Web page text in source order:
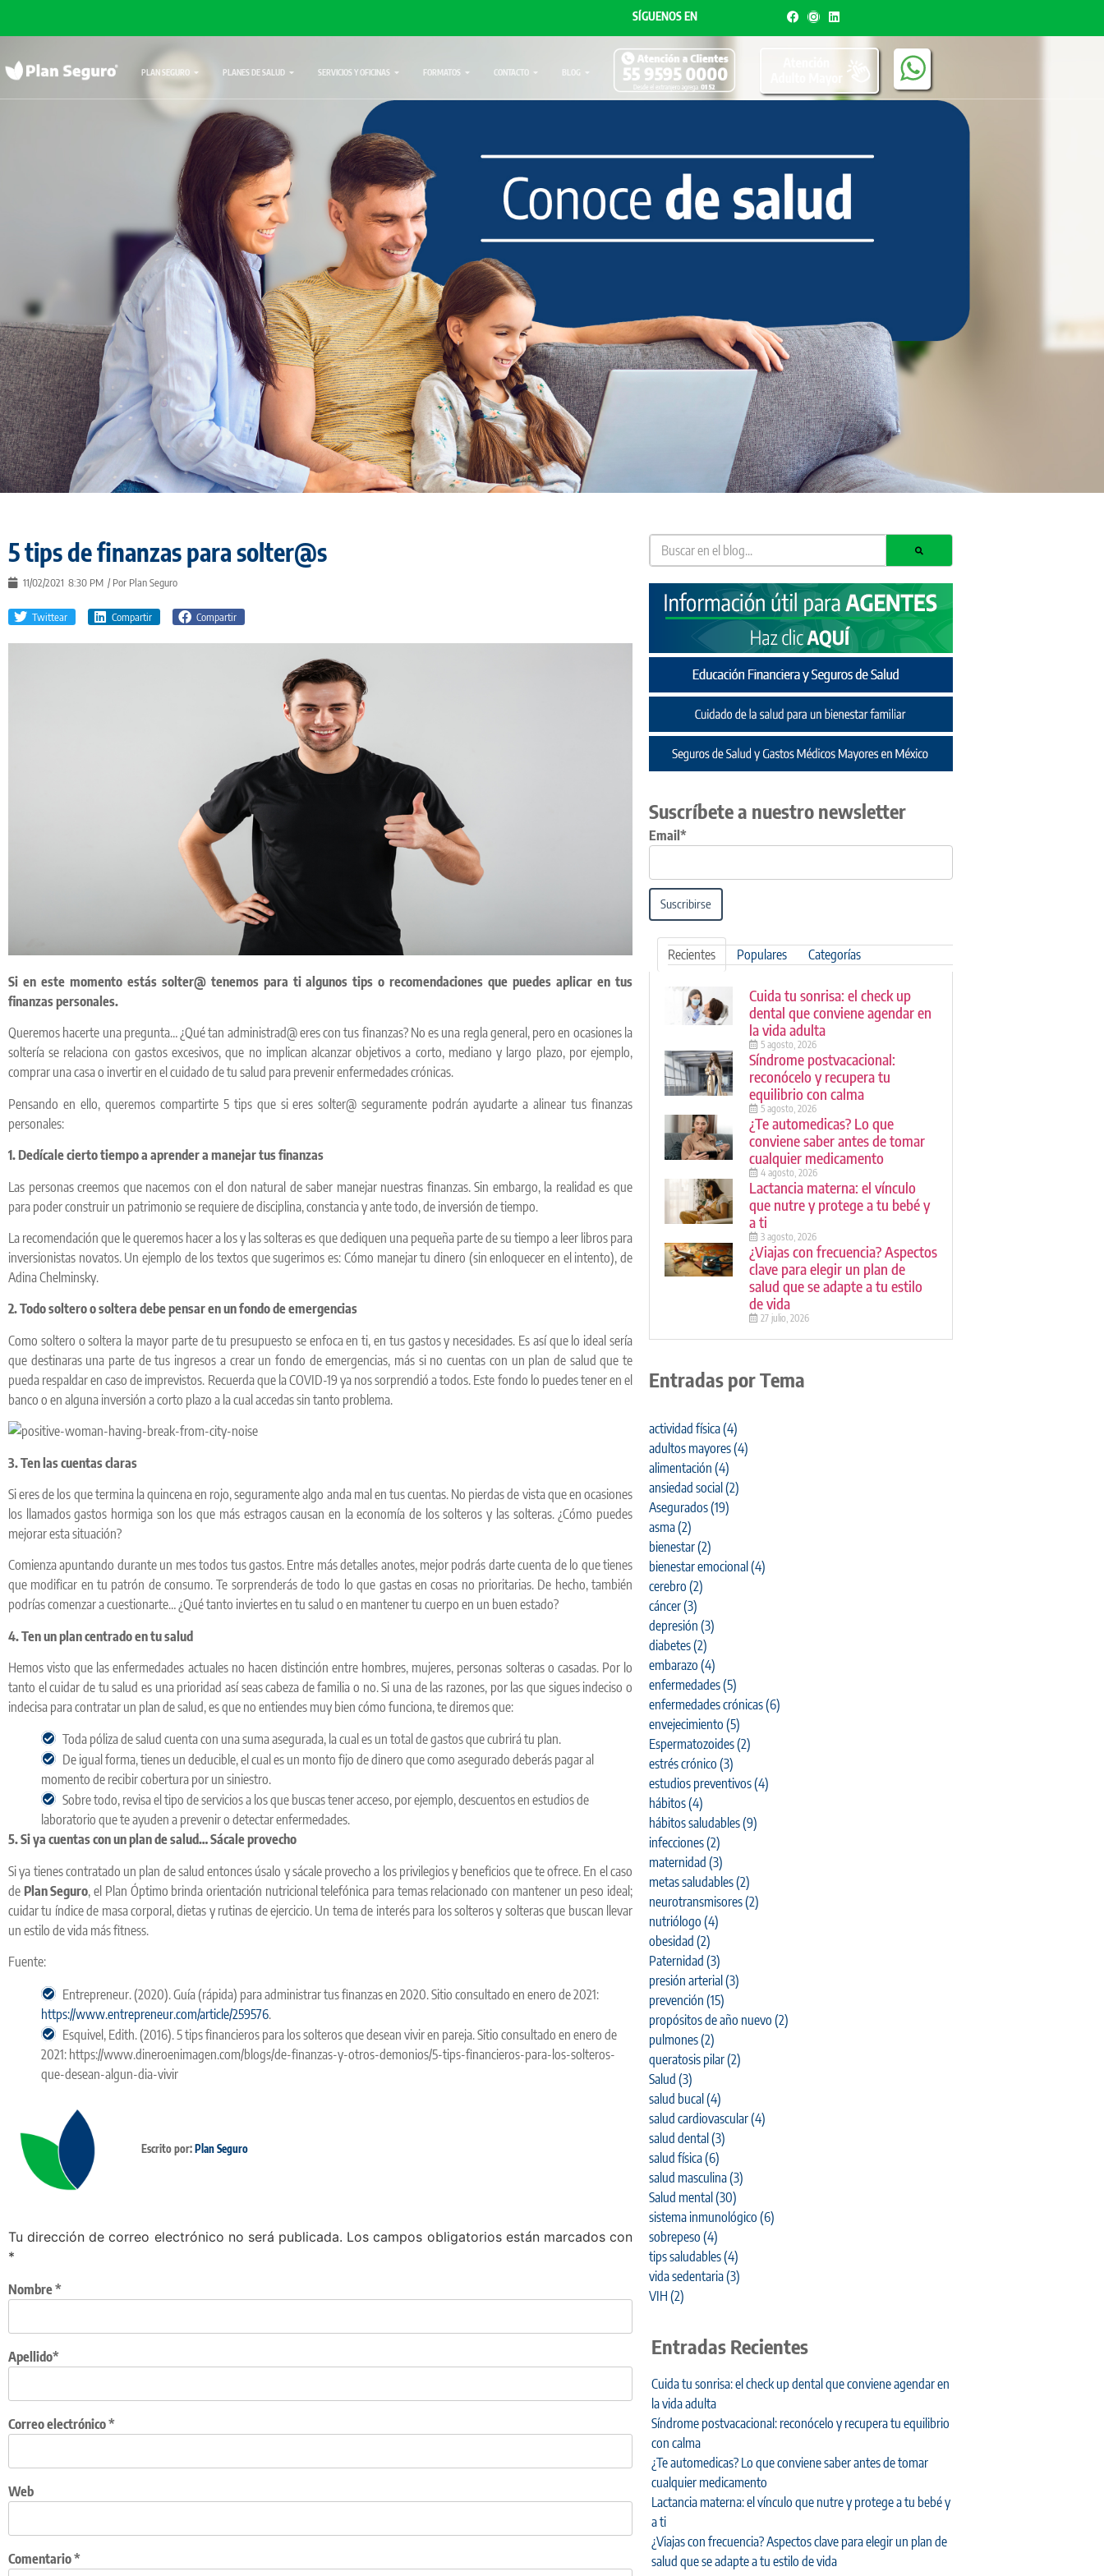
SÍGUENOS EN
PLAN SEGURO PLANES DE SALUD SERVICIOS Y OFICINAS FORMATOS CONTACTO BLOG
5 tips de finanzas para solter@s
11/02/2021 8:30 PM / Por Plan Seguro
Twittear Compartir Compartir
Si en este momento estás solter@ tenemos para ti algunos tips o recomendaciones que puedes aplicar en tus
finanzas personales.
Queremos hacerte una pregunta… ¿Qué tan administrad@ eres con tus finanzas? No es una regla general, pero en ocasiones la
soltería se relaciona con gastos excesivos, que no implican alcanzar objetivos a corto, mediano y largo plazo, por ejemplo,
comprar una casa o invertir en el cuidado de tu salud para prevenir enfermedades crónicas.
Pensando en ello, queremos compartirte 5 tips que si eres solter@ seguramente podrán ayudarte a alinear tus finanzas
personales:
1. Dedícale cierto tiempo a aprender a manejar tus finanzas
Las personas creemos que nacemos con el don natural de saber manejar nuestras finanzas. Sin embargo, la realidad es que
para poder construir un patrimonio se requiere de disciplina, constancia y ante todo, de inversión de tiempo.
La recomendación que le queremos hacer a los y las solteras es que dediquen una pequeña parte de su tiempo a leer libros para
inversionistas novatos. Un ejemplo de los textos que sugerimos es: Cómo manejar tu dinero (sin enloquecer en el intento), de
Adina Chelminsky.
2. Todo soltero o soltera debe pensar en un fondo de emergencias
Como soltero o soltera la mayor parte de tu presupuesto se enfoca en ti, en tus gastos y necesidades. Es así que lo ideal sería
que destinaras una parte de tus ingresos a crear un fondo de emergencias, más si no cuentas con un plan de salud que te
pueda respaldar en caso de imprevistos. Recuerda que la COVID-19 ya nos sorprendió a todos. Este fondo lo puedes tener en el
banco o en alguna inversión a corto plazo a la cual accedas sin tanto problema.
3. Ten las cuentas claras
Si eres de los que termina la quincena en rojo, seguramente algo anda mal en tus cuentas. No pierdas de vista que en ocasiones
los llamados gastos hormiga son los que más estragos causan en la economía de los solteros y las solteras. ¿Cómo puedes
mejorar esta situación?
Comienza apuntando durante un mes todos tus gastos. Entre más detalles anotes, mejor podrás darte cuenta de lo que tienes
que modificar en tu patrón de consumo. Te sorprenderás de todo lo que gastas en cosas no prioritarias. De hecho, también
podrías comenzar a cuestionarte… ¿Qué tanto inviertes en tu salud o en mantener tu cuerpo en un buen estado?
4. Ten un plan centrado en tu salud
Hemos visto que las enfermedades actuales no hacen distinción entre hombres, mujeres, personas solteras o casadas. Por lo
tanto el cuidar de tu salud es una prioridad así seas cabeza de familia o no. Si una de las razones, por las que sigues indeciso o
indecisa para contratar un plan de salud, es que no entiendes muy bien cómo funciona, te diremos que:
Toda póliza de salud cuenta con una suma asegurada, la cual es un total de gastos que cubrirá tu plan.
De igual forma, tienes un deducible, el cual es un monto fijo de dinero que como asegurado deberás pagar al
momento de recibir cobertura por un siniestro.
Sobre todo, revisa el tipo de servicios a los que buscas tener acceso, por ejemplo, descuentos en estudios de
laboratorio que te ayuden a prevenir o detectar enfermedades.
5. Si ya cuentas con un plan de salud… Sácale provecho
Si ya tienes contratado un plan de salud entonces úsalo y sácale provecho a los privilegios y beneficios que te ofrece. En el caso
de Plan Seguro, el Plan Óptimo brinda orientación nutricional telefónica para temas relacionado con mantener un peso ideal;
cuidar tu índice de masa corporal, dietas y rutinas de ejercicio. Un tema de interés para los solteros y solteras que buscan llevar
un estilo de vida más fitness.
Fuente:
Entrepreneur. (2020). Guía (rápida) para administrar tus finanzas en 2020. Sitio consultado en enero de 2021:
https://www.entrepreneur.com/article/259576.
Esquivel, Edith. (2016). 5 tips financieros para los solteros que desean vivir en pareja. Sitio consultado en enero de
2021: https://www.dineroenimagen.com/blogs/de-finanzas-y-otros-demonios/5-tips-financieros-para-los-solteros-
que-desean-algun-dia-vivir
Escrito por: Plan Seguro
Tu dirección de correo electrónico no será publicada. Los campos obligatorios están marcados con
*
Apellido*
Nombre*
Correo electrónico*
Web
Comentario*
Suscríbete a nuestro newsletter
Email*
Suscribirse
Recientes Populares Categorías
Cuida tu sonrisa: el check up
dental que conviene agendar en
la vida adulta
5 agosto, 2026
Síndrome postvacacional:
reconócelo y recupera tu
equilibrio con calma
5 agosto, 2026
¿Te automedicas? Lo que
conviene saber antes de tomar
cualquier medicamento
4 agosto, 2026
Lactancia materna: el vínculo
que nutre y protege a tu bebé y
a ti
3 agosto, 2026
¿Viajas con frecuencia? Aspectos
clave para elegir un plan de
salud que se adapte a tu estilo
de vida
27 julio, 2026
Entradas por Tema
actividad física(4)
adultos mayores(4)
alimentación (4)
ansiedad social(2)
Asegurados(19)
asma(2)
bienestar(2)
bienestar emocional(4)
cerebro (2)
cáncer(3)
depresión (3)
diabetes(2)
embarazo (4)
enfermedades(5)
enfermedades crónicas(6)
envejecimiento (5)
Espermatozoides(2)
estrés crónico (3)
estudios preventivos(4)
hábitos(4)
hábitos saludables(9)
infecciones(2)
maternidad (3)
metas saludables(2)
neurotransmisores(2)
nutriólogo (4)
obesidad (2)
Paternidad (3)
presión arterial(3)
prevención (15)
propósitos de año nuevo (2)
pulmones(2)
queratosis pilar(2)
Salud (3)
salud bucal(4)
salud cardiovascular(4)
salud dental(3)
salud física(6)
salud masculina(3)
Salud mental(30)
sistema inmunológico (6)
sobrepeso (4)
tips saludables(4)
vida sedentaria(3)
VIH (2)
Entradas Recientes
Cuida tu sonrisa: el check up dental que conviene agendar en
la vida adulta
Síndrome postvacacional: reconócelo y recupera tu equilibrio
con calma
¿Te automedicas? Lo que conviene saber antes de tomar
cualquier medicamento
Lactancia materna: el vínculo que nutre y protege a tu bebé y
a ti
¿Viajas con frecuencia? Aspectos clave para elegir un plan de
salud que se adapte a tu estilo de vida